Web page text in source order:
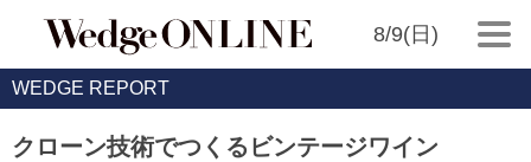
8/9(日)
WEDGE REPORT
クローン技術でつくるビンテージワイン